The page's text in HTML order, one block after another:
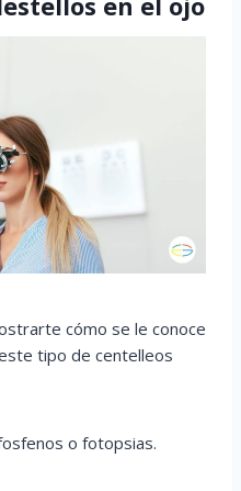
cómo se le conoce
tipo de centelleos
o fotopsias.